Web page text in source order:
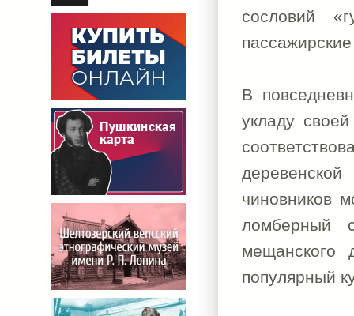
сословий
В
укладу
чиновников
ломберный
мещанского
популярный